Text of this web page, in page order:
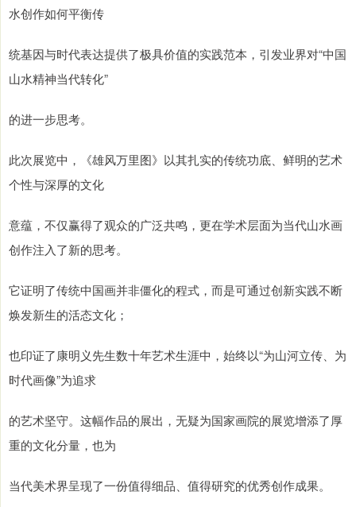
水创作如何平衡传
统基因与时代表达提供了极具价值的实践范本，引发业界对“中国
山水精神当代转化”
的进一步思考。
此次展览中，《雄风万里图》以其扎实的传统功底、鲜明的艺术
个性与深厚的文化
意蕴，不仅赢得了观众的广泛共鸣，更在学术层面为当代山水画
创作注入了新的思考。
它证明了传统中国画并非僵化的程式，而是可通过创新实践不断
焕发新生的活态文化；
也印证了康明义先生数十年艺术生涯中，始终以“为山河立传、为
时代画像”为追求
的艺术坚守。这幅作品的展出，无疑为国家画院的展览增添了厚
重的文化分量，也为
当代美术界呈现了一份值得细品、值得研究的优秀创作成果。